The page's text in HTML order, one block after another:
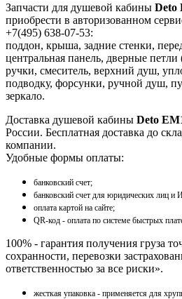
Запчасти для душевой кабины Deto
приобрести в авторизованном
+7(495) 638-07-53:
поддон, крыша, задние стенки,
центральная панель, дверные
ручки, смеситель, верхний душ,
подводку, форсунки, ручной душ,
зеркало.
Доставка душевой кабины Deto
России. Бесплатная доставка до
компании.
Удобные формы оплаты:
банковский счет;
банковский счет для юридических лиц
оплата картой на сайте;
QR-код - оплата по системе быстрых
100% - гарантия получения груза
сохранности, перевозки
ответственностью за все риски».
жесткая упаковка - применяется для